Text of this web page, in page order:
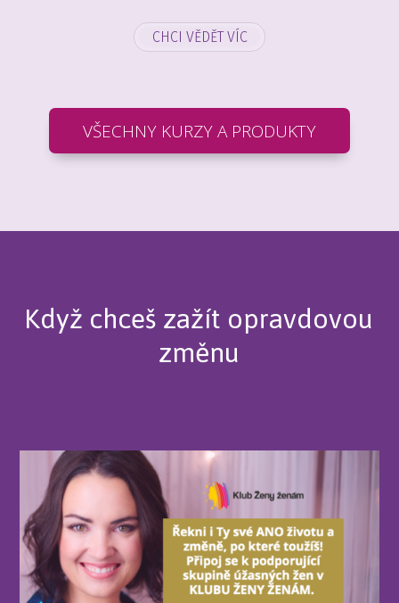
CHCI VĚDĚT VÍC
VŠECHNY KURZY A PRODUKTY
Když chceš zažít opravdovou
změnu